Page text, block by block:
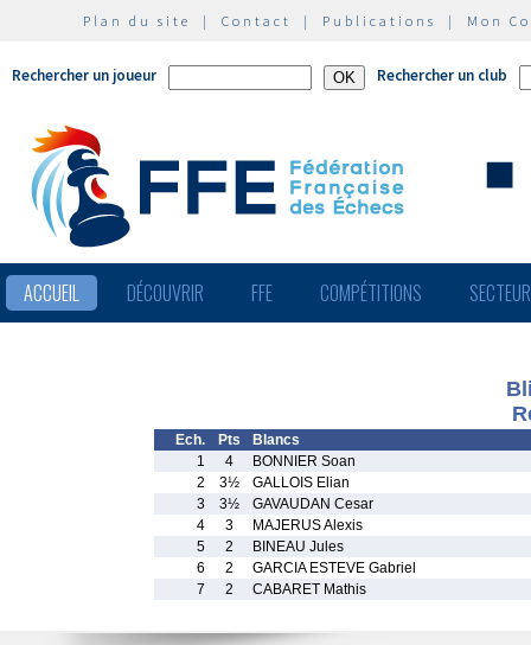
Plan du site | Contact | Publications | Mon
Rechercher un joueur Rechercher un club
ACCUEIL DÉCOUVRIR FFE COMPÉTITIONS
Ech. Pts
Blancs
1
4
BONNIER Soan
2
3½
GALLOIS Elian
3
3½
GAVAUDAN Cesar
4
3
MAJERUS Alexis
5
2
BINEAU Jules
6
2
GARCIA ESTEVE Gabriel
7
2 CABARET Mathis